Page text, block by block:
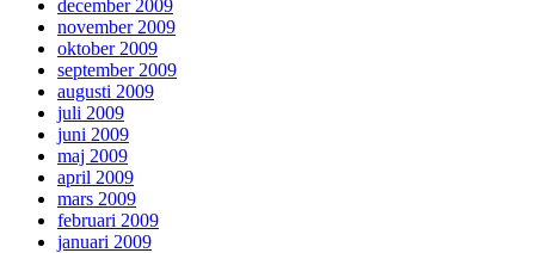
december 2009
november 2009
oktober 2009
september 2009
augusti 2009
juli 2009
juni 2009
maj 2009
april 2009
mars 2009
februari 2009
januari 2009